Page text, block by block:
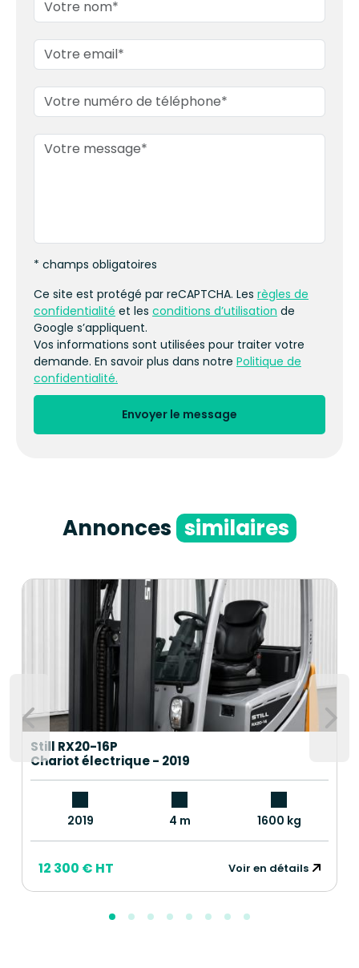
* champs obligatoires
Ce site est protégé par reCAPTCHA. Les règles de
confidentialité et les conditions d’utilisation de
Google s’appliquent.
Vos informations sont utilisées pour traiter votre
demande. En savoir plus dans notre Politique de
confidentialité.
Envoyer le message
Annonces similaires
Still RX20-16P
Chariot électrique - 2019
2019 4 m 1600 kg
12 300 € HT Voir en détails